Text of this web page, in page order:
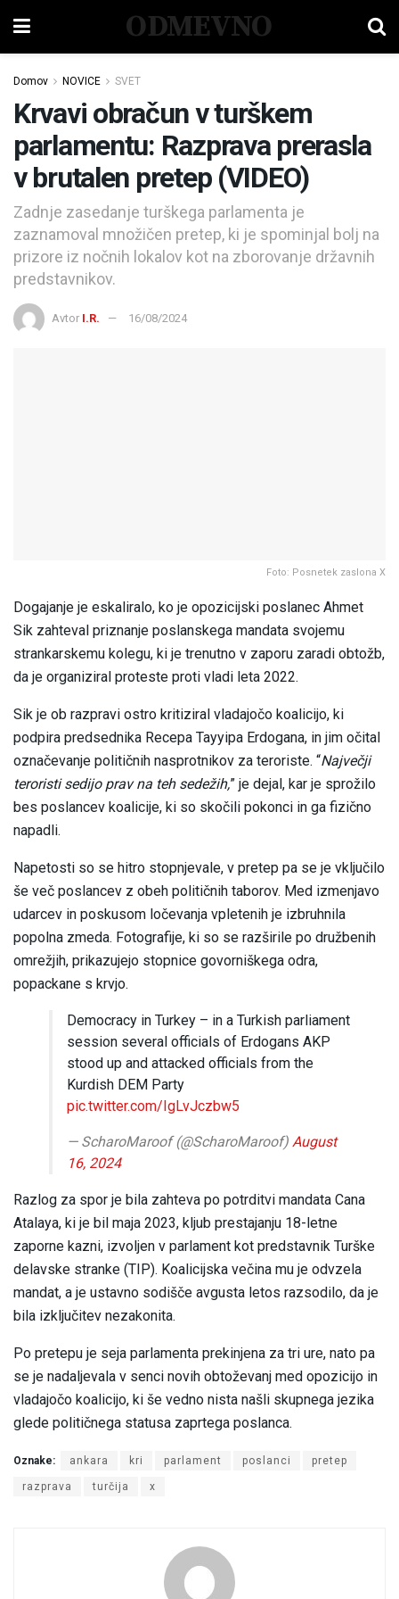
ODMEVNO
Domov NOVICE SVET
Krvavi obračun v turškem
parlamentu: Razprava prerasla
v brutalen pretep (VIDEO)
Zadnje zasedanje turškega parlamenta je
zaznamoval množičen pretep, ki je spominjal bolj na
prizore iz nočnih lokalov kot na zborovanje državnih
predstavnikov.
Avtor I.R. 16/08/2024
Foto: Posnetek zaslona X
Dogajanje je eskaliralo, ko je opozicijski poslanec Ahmet
Sik zahteval priznanje poslanskega mandata svojemu
strankarskemu kolegu, ki je trenutno v zaporu zaradi obtožb,
da je organiziral proteste proti vladi leta 2022.
Sik je ob razpravi ostro kritiziral vladajočo koalicijo, ki
podpira predsednika Recepa Tayyipa Erdogana, in jim očital
označevanje političnih nasprotnikov za teroriste. “Največji
teroristi sedijo prav na teh sedežih,” je dejal, kar je sprožilo
bes poslancev koalicije, ki so skočili pokonci in ga fizično
napadli.
Napetosti so se hitro stopnjevale, v pretep pa se je vključilo
še več poslancev z obeh političnih taborov. Med izmenjavo
udarcev in poskusom ločevanja vpletenih je izbruhnila
popolna zmeda. Fotografije, ki so se razširile po družbenih
omrežjih, prikazujejo stopnice govorniškega odra,
popackane s krvjo.
Democracy in Turkey – in a Turkish parliament
session several officials of Erdogans AKP
stood up and attacked officials from the
Kurdish DEM Party
pic.twitter.com/IgLvJczbw5
— ScharoMaroof (@ScharoMaroof) August
16, 2024
Razlog za spor je bila zahteva po potrditvi mandata Cana
Atalaya, ki je bil maja 2023, kljub prestajanju 18-letne
zaporne kazni, izvoljen v parlament kot predstavnik Turške
delavske stranke (TIP). Koalicijska večina mu je odvzela
mandat, a je ustavno sodišče avgusta letos razsodilo, da je
bila izključitev nezakonita.
Po pretepu je seja parlamenta prekinjena za tri ure, nato pa
se je nadaljevala v senci novih obtoževanj med opozicijo in
vladajočo koalicijo, ki še vedno nista našli skupnega jezika
glede političnega statusa zaprtega poslanca.
Oznake: ankara kri parlament poslanci pretep
razprava turčija x